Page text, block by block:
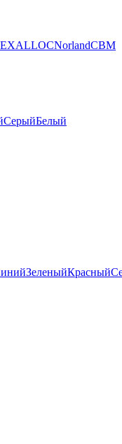
ALLOCNorlandCBM
СерыйБелый
ЗеленыйКрасный